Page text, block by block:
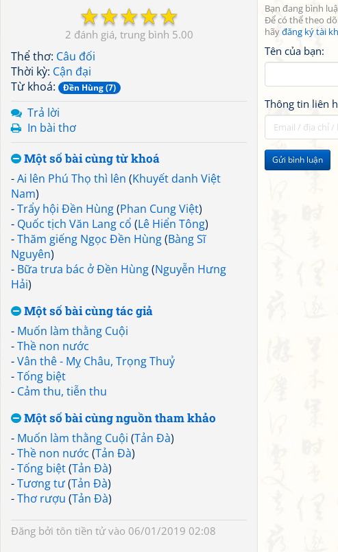
Bạn đang bình
Để có thể theo
hãyđăng ký tài
Tên của bạn:
Thông tin liên
Gửi bình luận
☆
☆
☆
☆
☆
2 5.00
Thể thơ: Câu đối
Thời kỳ: Cận đại
Từ khoá:
Đền Hùng (7)
Trả lời
In bài thơ
Một số bài cùng từ khoá
-Ai lên Phú Thọ thì lên (Khuyết danh Việt
Nam)
-Trẩy hội Đền Hùng(Phan Cung Việt)
- Quốc tịch Văn Lang cổ (Lê Hiển Tông)
-Thăm giếng Ngọc Đền Hùng(Bàng Sĩ
Nguyên)
- Bữa trưa bác ở Đền Hùng(Nguyễn Hưng
Hải)
Một số bài cùng tác giả
- Muốn làm thằng Cuội
-Thề non nước
-Vân thê - Mỵ Châu, Trọng Thuỷ
-Tống biệt
- Cảm thu, tiễn thu
Một số bài cùng nguồn tham khảo
- Muốn làm thằng Cuội (Tản Đà)
-Thề non nước (Tản Đà)
-Tống biệt(Tản Đà)
-Tương tư(Tản Đà)
-Thơ rượu (Tản Đà)
Đăng bởi tôn tiền tửvào 06/01/2019 02:08